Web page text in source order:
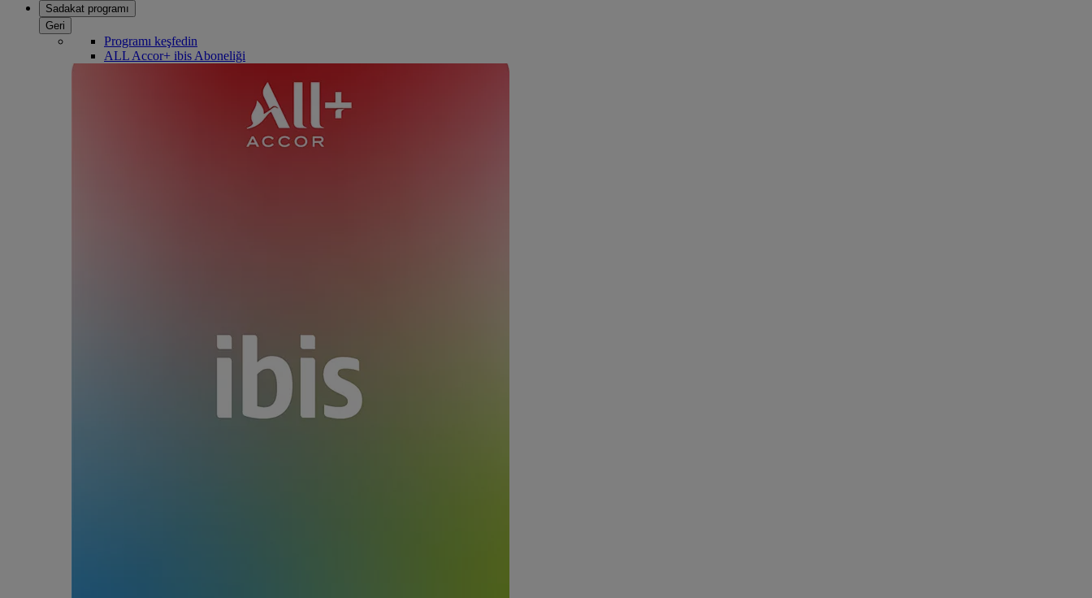
Sadakat programı
Geri
Programı keşfedin
ALL Accor+ ibis Aboneliği